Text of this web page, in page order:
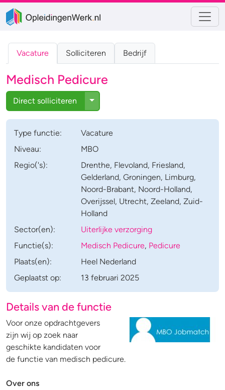
Vacature Solliciteren Bedrijf
Medisch Pedicure
Direct solliciteren Toggle Dropdown
Type functie:
Vacature
Niveau:
MBO
Regio('s):
Drenthe, Flevoland, Friesland,
Gelderland, Groningen, Limburg,
Noord-Brabant, Noord-Holland,
Overijssel, Utrecht, Zeeland, Zuid-
Holland
Sector(en):
Uiterlijke verzorging
Functie(s):
Medisch Pedicure, Pedicure
Plaats(en):
Heel Nederland
Geplaatst op:
13 februari 2025
Details van de functie
Voor onze opdrachtgevers
zijn wij op zoek naar
geschikte kandidaten voor
de functie van medisch pedicure.
Over ons